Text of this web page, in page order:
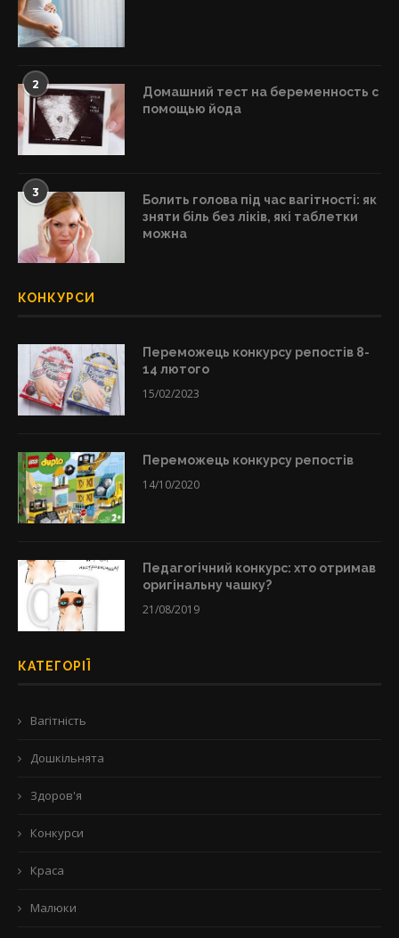
2
Домашний тест на беременность с
помощью йода
3
Болить голова під час вагітності: як
зняти біль без ліків, які таблетки
можна
КОНКУРСИ
Переможець конкурсу репостів 8-
14 лютого
15/02/2023
Переможець конкурсу репостів
14/10/2020
Педагогічний конкурс: хто отримав
оригінальну чашку?
21/08/2019
КАТЕГОРІЇ
Вагітність
Дошкільнята
Здоров'я
Конкурси
Краса
Малюки